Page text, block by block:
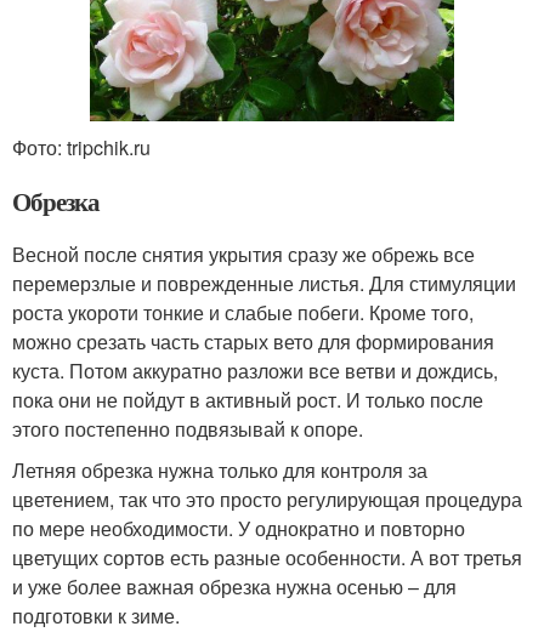
Фото: tripchik.ru
Обрезка
Весной после снятия укрытия сразу же обрежь все
перемерзлые и поврежденные листья. Для стимуляции
роста укороти тонкие и слабые побеги. Кроме того,
можно срезать часть старых вето для формирования
куста. Потом аккуратно разложи все ветви и дождись,
пока они не пойдут в активный рост. И только после
этого постепенно подвязывай к опоре.
Летняя обрезка нужна только для контроля за
цветением, так что это просто регулирующая процедура
по мере необходимости. У однократно и повторно
цветущих сортов есть разные особенности. А вот третья
и уже более важная обрезка нужна осенью – для
подготовки к зиме.